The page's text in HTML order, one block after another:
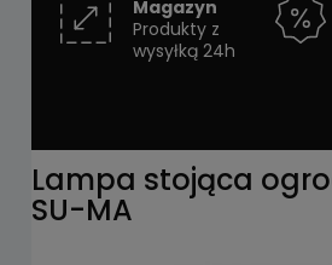
Magazyn
Produkty z
wysyłką 24h
Lampa stojąca
SU-MA